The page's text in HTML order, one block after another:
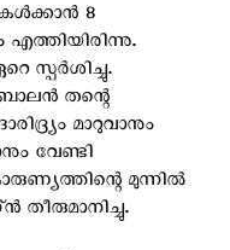
8
സ്പര്‍ശിച്ചു.
തന്റെ
മാറുവാനും
വേണ്ടി
മുന്നില്‍